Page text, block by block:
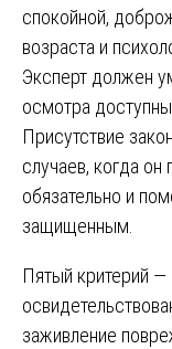
спокойной,
возраста и
Эксперт должен
осмотра
Присутствие
случаев, когда он
обязательно и
защищенным.
Пятый критерий —
заживление